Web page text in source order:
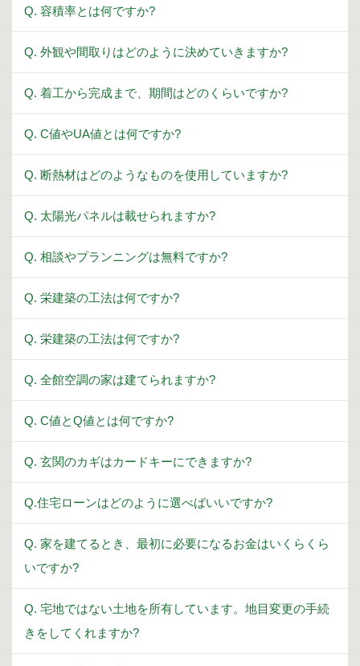
Q. 容積率とは何ですか?
Q. 外観や間取りはどのように決めていきますか?
Q. 着工から完成まで、期間はどのくらいですか?
Q. C値やUA値とは何ですか?
Q. 断熱材はどのようなものを使用していますか?
Q. 太陽光パネルは載せられますか?
Q. 相談やプランニングは無料ですか?
Q. 栄建築の工法は何ですか?
Q. 栄建築の工法は何ですか?
Q. 全館空調の家は建てられますか?
Q. C値とQ値とは何ですか?
Q. 玄関のカギはカードキーにできますか?
Q.住宅ローンはどのように選べばいいですか?
Q. 家を建てるとき、最初に必要になるお金はいくらくら
いですか?
Q. 宅地ではない土地を所有しています。地目変更の手続
きをしてくれますか?